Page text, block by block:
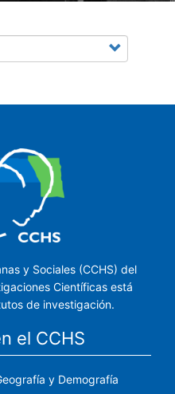
y Sociales (CCHS) del
Científicas está
de investigación.
el CCHS
y Demografía